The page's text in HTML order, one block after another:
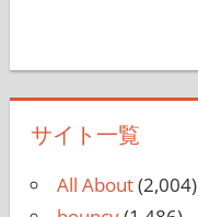
サイト一覧
All About(2,004)